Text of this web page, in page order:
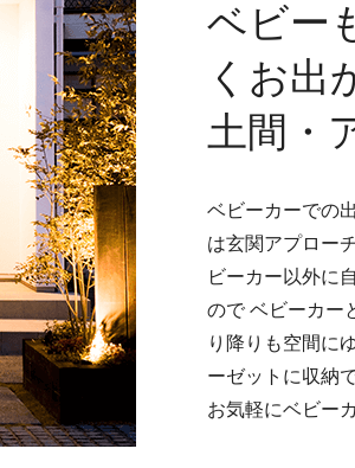
ベビー
くお出
土間・
ベビーカーでの
は玄関アプロー
ビーカー以外に
ので ベビーカー
り降りも空間に
ーゼットに収納
お気軽にベビー